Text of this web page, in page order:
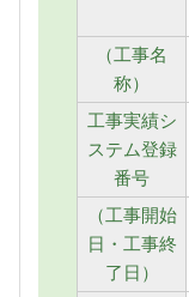
（工事名
称）
工事実績シ
ステム登録
番号
（工事開始
日・工事終
了日）